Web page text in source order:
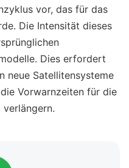
vor, das für das
Die Intensität dieses
Dies erfordert
neue Satellitensysteme
Vorwarnzeiten für die